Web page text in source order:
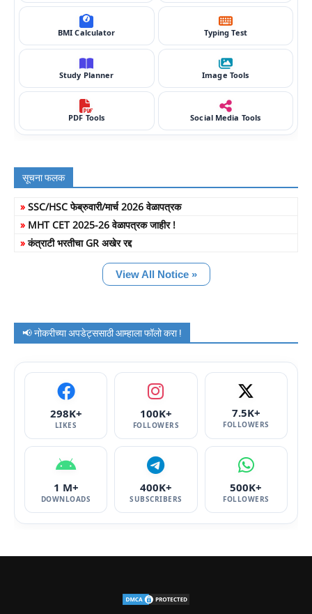
BMI Calculator Typing Test
Study Planner Image Tools
PDF Tools Social Media Tools
सूचना फलक
» SSC/HSC फेब्रुवारी/मार्च 2026 वेळापत्रक
» MHT CET 2025-26 वेळापत्रक जाहीर !
»कंत्राटी भरतीचा GR अखेर रद्द
View All Notice »
📢 नोकरीच्या अपडेट्ससाठी आम्हाला फॉलो करा !
298K+
LIKES
100K+
FOLLOWERS
7.5K+
FOLLOWERS
1 M+
DOWNLOADS
400K+
SUBSCRIBERS
500K+
FOLLOWERS